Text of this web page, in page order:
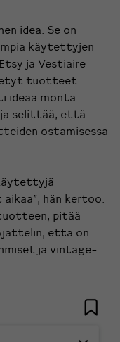
idea. Se on
käytettyjen
ja Vestiaire
tuotteet
ideaa monta
ja selittää, että
ostamisessa
hän kertoo.
pitää
että on
ja vintage-